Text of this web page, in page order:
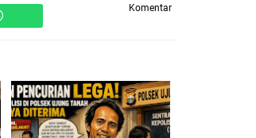
Komentar